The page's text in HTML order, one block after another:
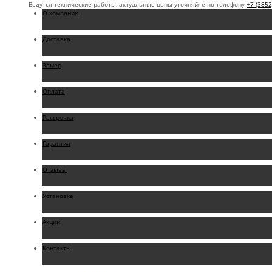
Ведутся технические работы, актуальные цены уточняйте по телефону +7
О компании
Доставка
Замер
Оплата
Рассрочка
Гарантия
Отзывы
Установка
Акции
Контакты